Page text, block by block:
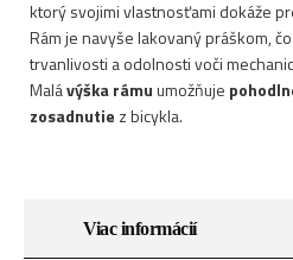
ktorý svojimi vlastnosťami dokáže
Rám je navyše lakovaný práškom,
trvanlivosti a odolnosti voči
Malávýška rámuumožňuje
zosadnutie z bicykla.
Viac informácií